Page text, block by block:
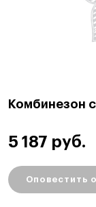
Комбинезон
5 187 руб.
Оповестить